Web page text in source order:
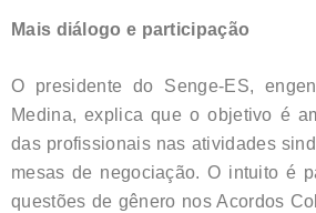
Mais diálogo e participação
O presidente do Senge-ES,
Medina, explica que o objetivo é
das profissionais nas atividades
mesas de negociação. O intuito é
questões de gênero nos Acordos